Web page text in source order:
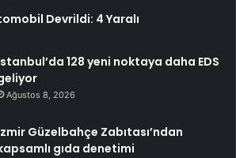
Devrildi: 4 Yaralı
128 yeni noktaya daha EDS
Ağustos 8, 2026
Güzelbahçe Zabıtası’ndan
gıda denetimi